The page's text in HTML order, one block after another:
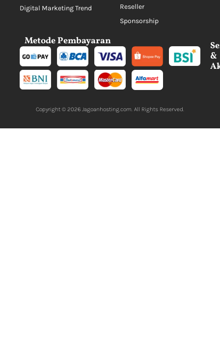
Digital Marketing Trend
Reseller
Sponsorship
Metode Pembayaran
&
Copyright © 2026 Jagoanhosting.com . All Rights Reserved.